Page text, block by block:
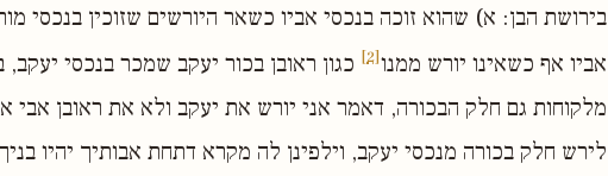
בירושת הבן: א) שהוא זוכה בנכסי אביו כשאר היורשים שזוכין בנכסי
אביו אף כשאינו יורש ממנו[2]
כגון ראובן בכור יעקב שמכר בנכסי יעקב,
מלקוחות גם חלק הבכורה, דאמר אני יורש את יעקב ולא את ראובן
לירש חלק בכורה מנכסי יעקב, וילפינן לה מקרא דתחת אבותיך יהיו